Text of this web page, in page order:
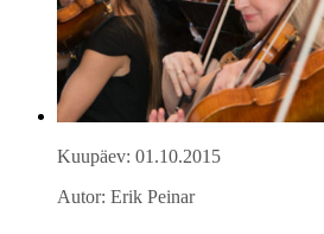
Kuupäev: 01.10.2015
Autor: Erik Peinar